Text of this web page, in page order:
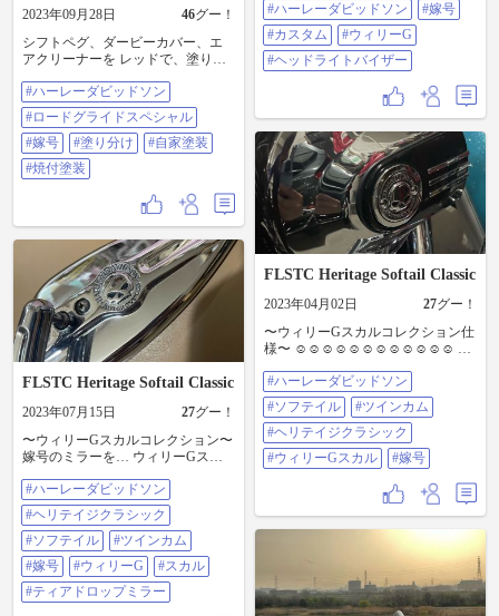
2023年09月28日 46グー！
シフトペグ、ダービーカバー、エ
アクリーナーを レッドで、塗り分
160℃、40分焼き付け♪ エアクリー
ナーはローライダーS用を流用し
て、 ハイフロー化で吸入効率アッ
プ⤴️ 純正流用でさりげなくグレード
アップ⤴️ #ハーレーダビッドソン #
ロードグライドスペシャル #嫁号 #
塗り分け #自家塗装 #焼付塗装
#ハーレーダビッドソン
#ロードグライドスペシャル
#嫁号
#塗り分け
#自家塗装
#焼付塗装
ー♪ クラシカルなムード増し😍 #ハ
ーレーダビッドソン #嫁号 #カスタ
ム #ウィリーG #ヘッドライトバイ
ザー
#ハーレーダビッドソン
#嫁号
#カスタム
#ウィリーG
#ヘッドライトバイザー
FLSTC Heritage Softail Classic
2023年07月15日 27グー！
〜ウィリーGスカルコレクション〜
嫁号のミラーを… ウィリーGスカ
ミラーに交換♪ またスカルコレクシ
ョンのパーツが増えました♪ …おさ
がり… ハーレーで使ってたミラー
を、 親父の通勤スクーターに移植
🤣🤣🤣 #ハーレーダビッドソン #ヘ
リテイジクラシック #ソフテイル #
ツインカム #嫁号 #ウィリーG #ス
カル #ティアドロップミラー
#ハーレーダビッドソン
#ヘリテイジクラシック
#ソフテイル
#ツインカム
#嫁号
#ウィリーG
#スカル
#ティアドロップミラー
FLSTC Heritage Softail Classic
2023年04月02日 27グー！
〜ウィリーGスカルコレクション仕
様〜 ☺️☺️☺️☺️☺️☺️☺️☺️☺️☺️☺️☺️ ヘ
カルコレクション #ハーレーダビッ
ドソン #ソフテイル #ツインカム #
ヘリテイジクラシック #ウィリーG
スカル #嫁号
#ハーレーダビッドソン
#ソフテイル
#ツインカム
#ヘリテイジクラシック
#ウィリーGスカル
#嫁号